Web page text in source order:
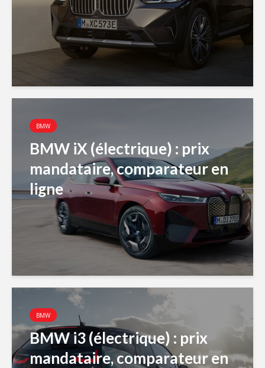
BMW
BMW iX (électrique) : prix
mandataire, comparateur en
ligne
BMW
BMW i3 (électrique) : prix
mandataire, comparateur en